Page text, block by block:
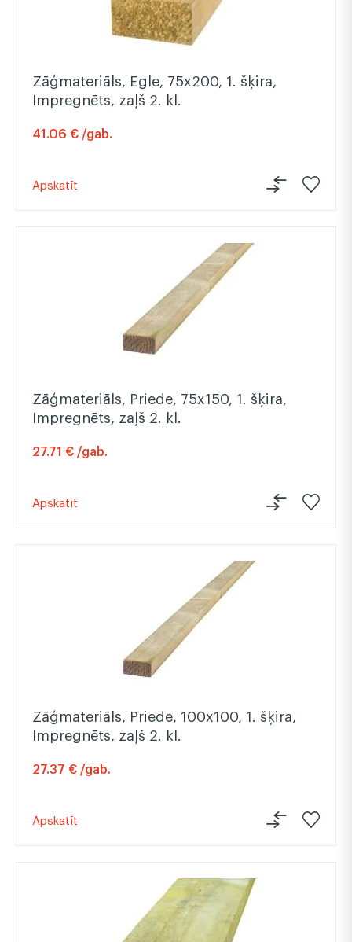
Zāģmateriāls, Egle, 75x200, 1. šķira,
Impregnēts, zaļš 2. kl.
41.06 € /gab.
Apskatīt
Zāģmateriāls, Priede, 75x150, 1. šķira,
Impregnēts, zaļš 2. kl.
27.71 € /gab.
Apskatīt
Zāģmateriāls, Priede, 100x100, 1. šķira,
Impregnēts, zaļš 2. kl.
27.37 € /gab.
Apskatīt